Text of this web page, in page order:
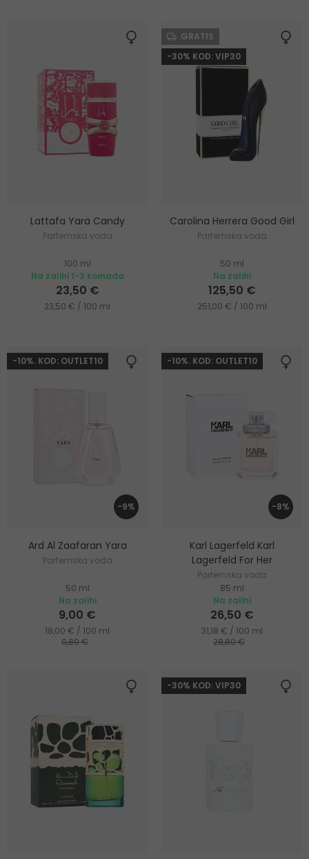
Lattafa Yara Candy
Parfemska voda
100 ml
Na zalihi 1-3 komada
23,50 €
23,50 € / 100 ml
GRATIS
-30% KOD: VIP30
Carolina Herrera Good Girl
Parfemska voda
50 ml
Na zalihi
125,50 €
251,00 € / 100 ml
-10%. KOD: OUTLET10
-9%
Ard Al Zaafaran Yara
Parfemska voda
50 ml
Na zalihi
9,00 €
18,00 € / 100 ml
9,89 €
-10%. KOD: OUTLET10
-8%
Karl Lagerfeld Karl
Lagerfeld For Her
Parfemska voda
85 ml
Na zalihi
26,50 €
31,18 € / 100 ml
28,80 €
-30% KOD: VIP30